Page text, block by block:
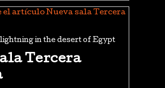
in the desert of Egypt
Tercera